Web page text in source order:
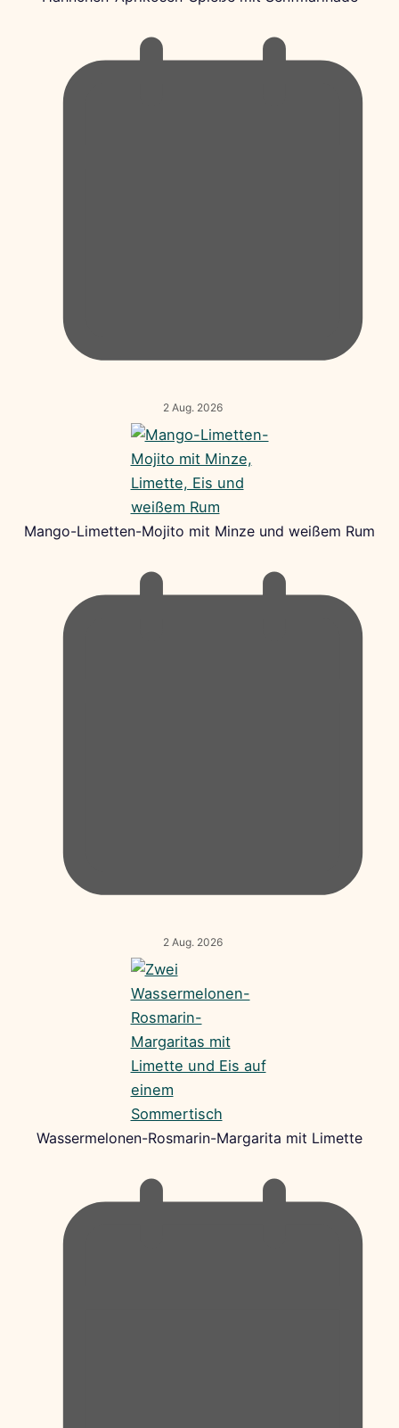
2 Aug. 2026
Mango-Limetten-Mojito mit Minze und weißem Rum
2 Aug. 2026
Wassermelonen-Rosmarin-Margarita mit Limette